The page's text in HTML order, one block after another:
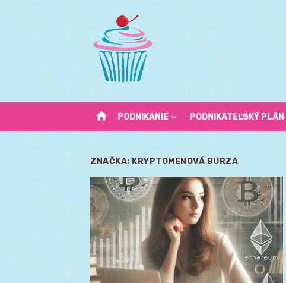
home PODNIKANIE PODNIKATEĽSKÝ PLÁN
ZNAČKA: KRYPTOMENOVÁ BURZA